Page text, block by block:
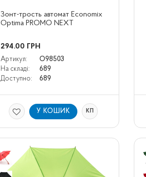
Зонт-трость автомат Economix
Optima PROMO NEXT
294.00 ГРН
Артикул:
O98503
На складі:
689
Доступно:
689
У КОШИК КП